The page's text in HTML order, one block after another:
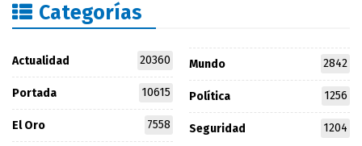
Categorías
Actualidad 20360
Portada 10615
El Oro 7558
Mundo 2842
Política 1256
Seguridad 1204